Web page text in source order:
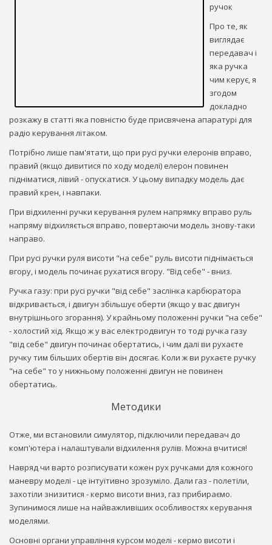
ручок
Про те, як
виглядає
передавач і
яка ручка
чим керує, я
згодом
докладно
розкажу в статті яка повністю буде присвячена апаратурі для
радіо керування літаком.
Потрібно лише пам'ятати, що при русі ручки елеронів вправо,
правий (якщо дивитися по ходу моделі) елерон повинен
підніматися, лівий - опускатися. У цьому випадку модель дає
правий крен, і навпаки.
При відхиленні ручки керування рулем напрямку вправо руль
напряму відхиляється вправо, повертаючи модель знову-таки
направо.
При русі ручки руля висоти "на себе" руль висоти піднімається
вгору, і модель починає рухатися вгору. "Від себе" - вниз.
Ручка газу: при русі ручки "від себе" заслінка карбюратора
відкривається, і двигун збільшує оберти (якщо у вас двигун
внутрішнього згорання). У крайньому положенні ручки "на себе"
- холостий хід. Якщо ж у вас електродвигун то тоді ручка газу
"від себе" двигун починає обертатись, і чим далі ви рухаєте
ручку тим більших обертів він досягає. Коли ж ви рухаєте ручку
"на себе" то у нижньому положенні двигун не повинен
обертатись.
Методики
Отже, ми встановили симулятор, підключили передавач до
комп'ютера і налаштували відхилення рулів. Можна вчитися!
Навряд чи варто розписувати кожен рух ручками для кожного
маневру моделі - це інтуїтивно зрозуміло. Дали газ - полетіли,
захотіли знизитися - кермо висоти вниз, газ прибираємо.
Зупинимося лише на найважливіших особливостях керування
моделями.
Основні органи управління курсом моделі - кермо висоти і